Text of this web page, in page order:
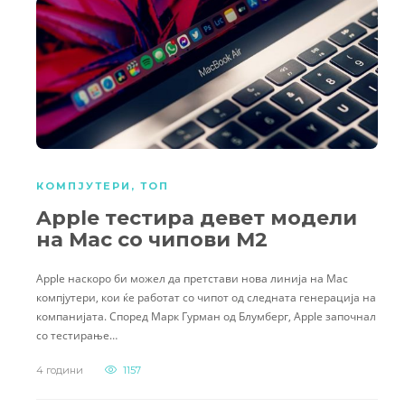
КОМПЈУТЕРИ , ТОП
Apple тестира девет модели
на Mac со чипови M2
Apple наскоро би можел да претстави нова линија на Mac
компјутери, кои ќе работат со чипот од следната генерација на
компанијата. Според Марк Гурман од Блумберг, Apple започнал
со тестирање…
4 години 1157